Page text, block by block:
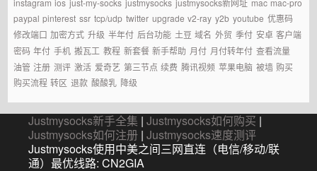
paypal pinterest ssr tcp/udp twitter upgrade v2-ray y2b youtube 优惠码
修改端口 加密方式 升级 半年付 后台功能 土豆 域名 外贸 季付 安卓 客户端
密码 年付 手机 搬瓦工 教程 新套餐 新手帮助 月付 月付转年付 查看流量
油管 注册 测评 激活 爱奇艺 第三节点 续费 腾讯视频 苹果电脑 被墙 购买
购买流程 转区 退款 酸酸乳 降级
Justmysocks新手全集 |Justmysocks如何购买 |
Justmysocks如何注册 |Justmysocks速度测评
Justmysocks使用中美之间三网直连（电信/移动/联
通）最优线路: CN2GIA